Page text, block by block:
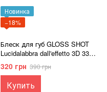
Новинка
−18%
Блеск для губ GLOSS SHOT
Lucidalabbra dall'effetto 3D 33
GEMSTONE
320 грн 390 грн
Купить